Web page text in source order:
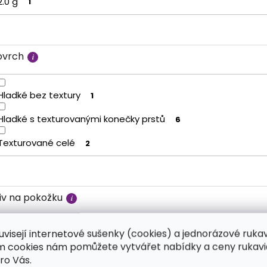
internetové sušenky (cookies) a jednorázové
cookies nám pomůžete vytvářet nabídky a ceny
Vás.
bez textury 1
s texturovanými konečky prstů 6
celé 2
na pokožku
8
poškodit